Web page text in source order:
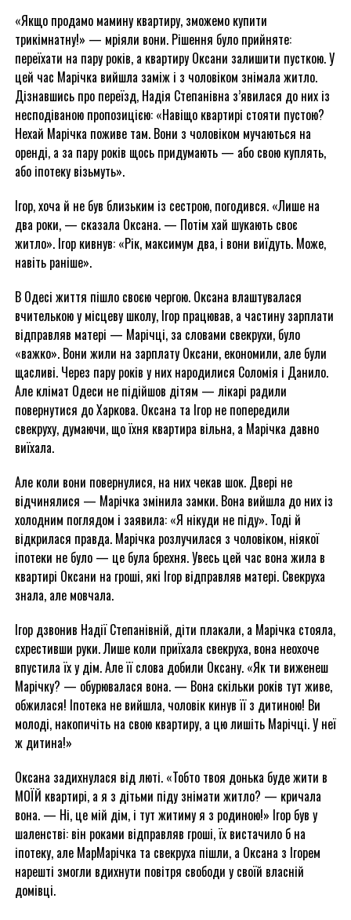
«Якщо продамо мамину квартиру, зможемо купити
трикімнатну!» — мріяли вони. Рішення було прийняте:
переїхати на пару років, а квартиру Оксани залишити пусткою. У
цей час Марічка вийшла заміж і з чоловіком знімала житло.
Дізнавшись про переїзд, Надія Степанівна з’явилася до них із
несподіваною пропозицією: «Навіщо квартирі стояти пустою?
Нехай Марічка поживе там. Вони з чоловіком мучаються на
оренді, а за пару років щось придумають — або свою куплять,
або іпотеку візьмуть».
Ігор, хоча й не був близьким із сестрою, погодився. «Лише на
два роки, — сказала Оксана. — Потім хай шукають своє
житло». Ігор кивнув: «Рік, максимум два, і вони виїдуть. Може,
навіть раніше».
В Одесі життя пішло своєю чергою. Оксана влаштувалася
вчителькою у місцеву школу, Ігор працював, а частину зарплати
відправляв матері — Марічці, за словами свекрухи, було
«важко». Вони жили на зарплату Оксани, економили, але були
щасливі. Через пару років у них народилися Соломія і Данило.
Але клімат Одеси не підійшов дітям — лікарі радили
повернутися до Харкова. Оксана та Ігор не попередили
свекруху, думаючи, що їхня квартира вільна, а Марічка давно
виїхала.
Але коли вони повернулися, на них чекав шок. Двері не
відчинялися — Марічка змінила замки. Вона вийшла до них із
холодним поглядом і заявила: «Я нікуди не піду». Тоді й
відкрилася правда. Марічка розлучилася з чоловіком, ніякої
іпотеки не було — це була брехня. Увесь цей час вона жила в
квартирі Оксани на гроші, які Ігор відправляв матері. Свекруха
знала, але мовчала.
Ігор дзвонив Надії Степанівній, діти плакали, а Марічка стояла,
схрестивши руки. Лише коли приїхала свекруха, вона неохоче
впустила їх у дім. Але її слова добили Оксану. «Як ти виженеш
Марічку? — обурювалася вона. — Вона скільки років тут живе,
обжилася! Іпотека не вийшла, чоловік кинув її з дитиною! Ви
молоді, накопичіть на свою квартиру, а цю лишіть Марічці. У неї
ж дитина!»
Оксана задихнулася від люті. «Тобто твоя донька буде жити в
МОЇЙ квартирі, а я з дітьми піду знімати житло? — кричала
вона. — Ні, це мій дім, і тут житиму я з родиною!» Ігор був у
шаленстві: він роками відправляв гроші, їх вистачило б на
іпотеку, але МарМарічка та свекруха пішли, а Оксана з Ігорем
нарешті змогли вдихнути повітря свободи у своїй власній
домівці.